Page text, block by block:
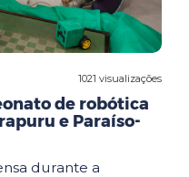
1021 visualizações
de robótica
e Paraíso-
durante a